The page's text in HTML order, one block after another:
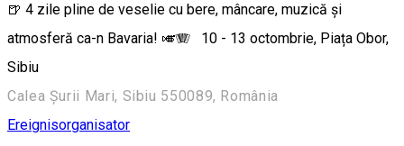
🍺 4 zile pline de veselie cu bere, mâncare, muzică și
atmosferă ca-n Bavaria! 🎺🪗 10 - 13 octombrie, Piața Obor,
Sibiu
Calea Șurii Mari, Sibiu 550089, România
Ereignisorganisator